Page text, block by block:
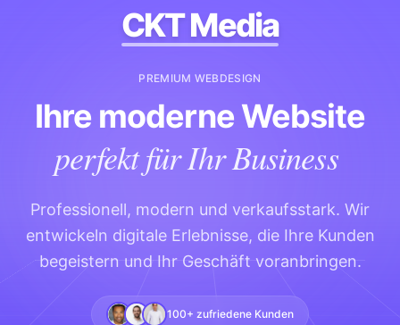
CKT Media
PREMIUM WEBDESIGN
Ihre moderne Website
perfekt für Ihr Business
Professionell, modern und verkaufsstark. Wir
entwickeln digitale Erlebnisse, die Ihre Kunden
begeistern und Ihr Geschäft voranbringen.
100+ zufriedene Kunden